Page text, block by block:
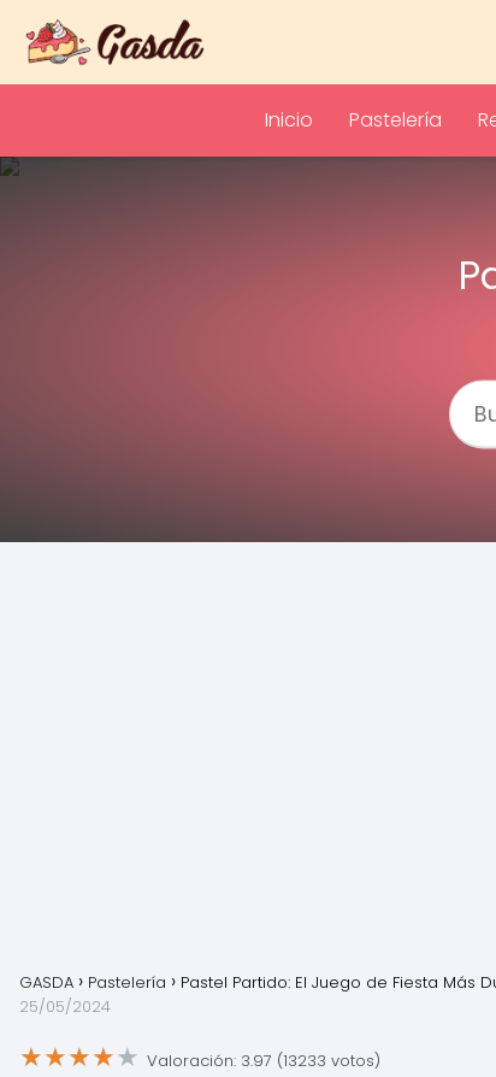
Inicio Pastelería
GASDA Pastelería
Pastel Partido: El Juego de Fiesta Más
25/05/2024
★★★★★ Valoración: 3.97 (13233 votos)